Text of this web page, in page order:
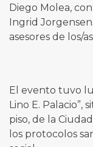
Diego Molea,
Ingrid
asesores de los/
El evento tuvo
Lino E. Palacio”,
piso, de la
los protocolos